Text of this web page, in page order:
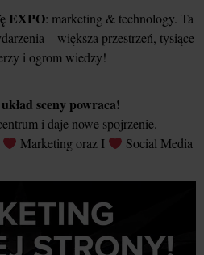
EXPO: marketing & technology. Ta
– większa przestrzeń, tysiące
i ogrom wiedzy!
sceny powraca!
i daje nowe spojrzenie.
Marketing oraz I Social Media